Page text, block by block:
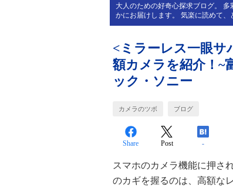
大人のための好奇心探求ブログ。
かにお届けします。 気楽に読めて
<ミラーレス一眼サ
額カメラを紹介！~
ック・ソニー
カメラのツボ ブログ
Share Post -
スマホのカメラ機能に押さ
のカギを握るのは、高額な